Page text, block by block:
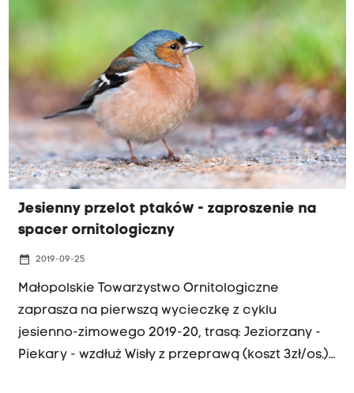
wjazdu na tę ulice od bramy Gazowni. Zakaz
ruchu . Zapewne miało to pomóc mieszkańcom,
czyli między innymi mnie.
Jesienny przelot ptaków - zaproszenie na
spacer ornitologiczny
date_range 2019-09-25
Małopolskie Towarzystwo Ornitologiczne
zaprasza na pierwszą wycieczkę z cyklu
jesienno-zimowego 2019-20, trasą: Jeziorzany -
Piekary - wzdłuż Wisły z przeprawą (koszt 3zł/os.).